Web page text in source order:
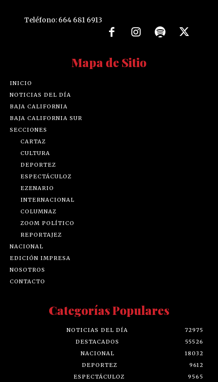
Teléfono: 664 681 6913
Mapa de Sitio
INICIO
NOTICIAS DEL DÍA
BAJA CALIFORNIA
BAJA CALIFORNIA SUR
SECCIONES
CARTAZ
CULTURA
DEPORTEZ
ESPECTÁCULOZ
EZENARIO
INTERNACIONAL
COLUMNAZ
ZOOM POLÍTICO
REPORTAJEZ
NACIONAL
EDICIÓN IMPRESA
NOSOTROS
CONTACTO
Categorías Populares
NOTICIAS DEL DÍA
72975
DESTACADOS
55526
NACIONAL
18032
DEPORTEZ
9612
ESPECTÁCULOZ
9565